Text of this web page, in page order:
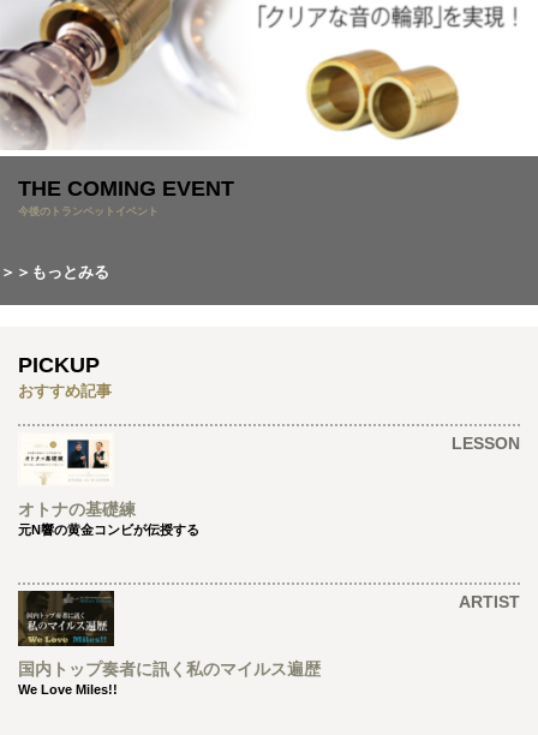
THE COMING EVENT
今後のトランペットイベント
＞＞もっとみる
PICKUP
おすすめ記事
LESSON
オトナの基礎練
元N響の黄金コンビが伝授する
ARTIST
国内トップ奏者に訊く私のマイルス遍歴
We Love Miles!!